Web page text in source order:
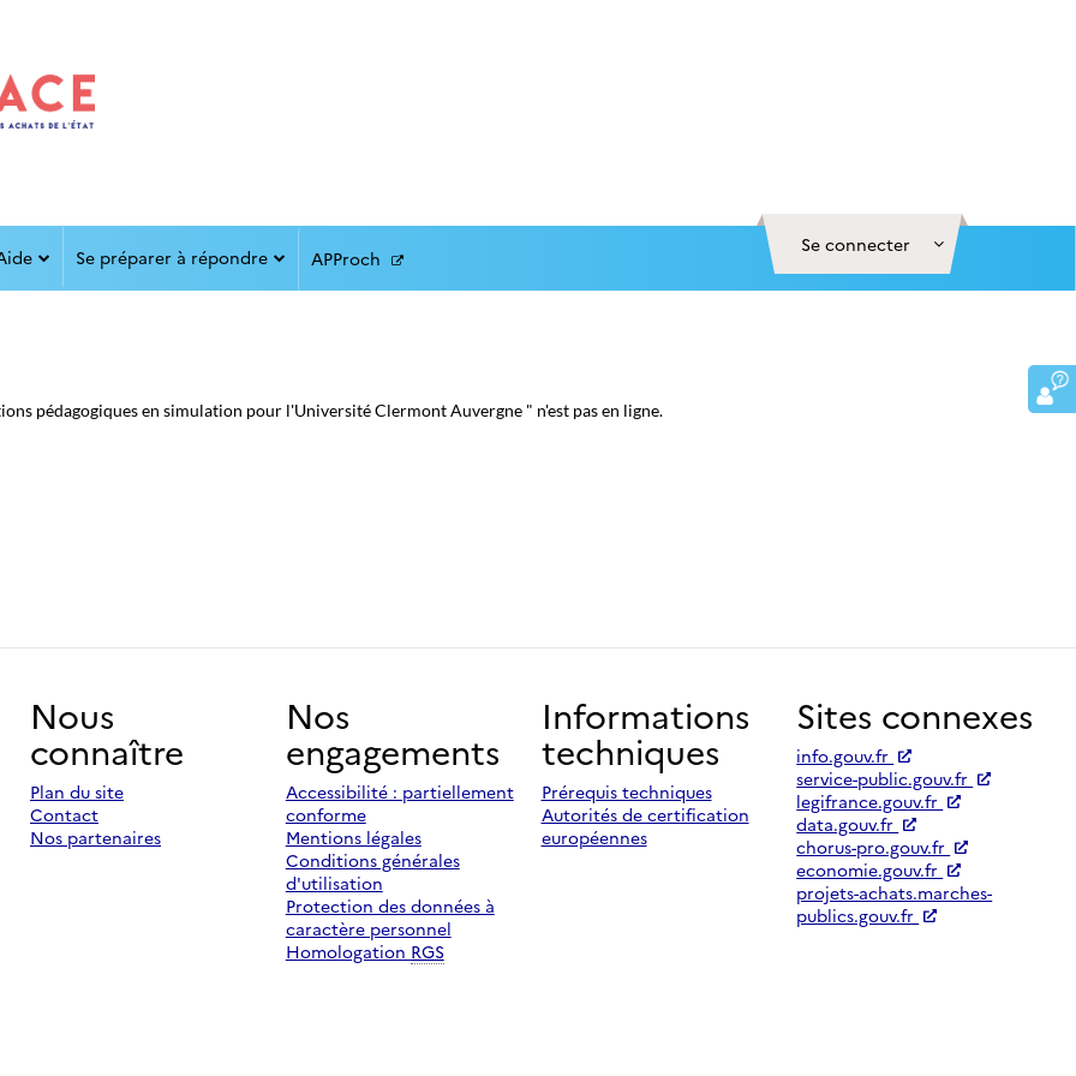
Se connecter
Se préparer à répondre APProch
pédagogiques en simulation pour l'Université Clermont Auvergne " n'est pas en ligne.
Nous
connaître
Plan du site
Contact
Nos partenaires
Nos
engagements
Accessibilité : partiellement
conforme
Mentions légales
Conditions générales
d'utilisation
Protection des données à
caractère personnel
Homologation RGS
Informations
techniques
Prérequis techniques
Autorités de certification
européennes
Sites connexes
info.gouv.fr
service-public.gouv.fr
legifrance.gouv.fr
data.gouv.fr
chorus-pro.gouv.fr
economie.gouv.fr
projets-achats.marches-
publics.gouv.fr